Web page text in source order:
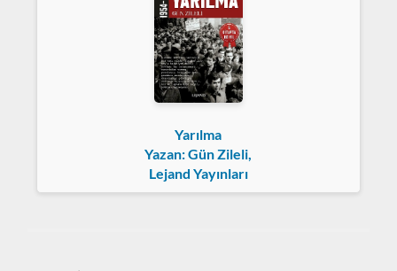
Yarılma
Yazan: Gün Zileli,
Lejand Yayınları